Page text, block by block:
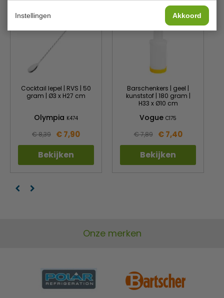
Instellingen Akkoord
Cocktail lepel | RVS | 50
gram | Ø3 x H27 cm
Olympia K474
€ 8,39 € 7,90
Bekijken
Barschenkers | geel |
kunststof | 180 gram |
H33 x Ø10 cm
Vogue C175
€ 7,89 € 7,40
Bekijken
Onze merken